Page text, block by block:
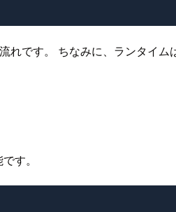
です。 ちなみに、ランタイ
す。